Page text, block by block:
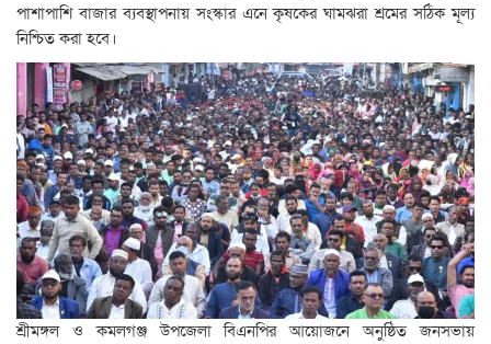
পাশাপাশি বাজার ব্যবস্থাপনায় সংস্কার এনে কৃষকের ঘামঝরা শ্রমের সঠিক মূল্য
নিশ্চিত করা হবে।
শ্রীমঙ্গল ও কমলগঞ্জ উপজেলা বিএনপির আয়োজনে অনুষ্ঠিত জনসভায়